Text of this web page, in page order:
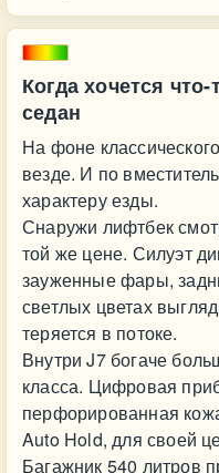
Когда хочется
седан
На фоне
везде. И по
характеру езды.
Снаружи лифтбек
той же цене. Силуэт
зауженные фары,
светлых цветах
теряется в потоке.
Внутри J7 богаче
класса. Цифровая
перфорированная
Auto Hold, для своей
Багажник 540 литров